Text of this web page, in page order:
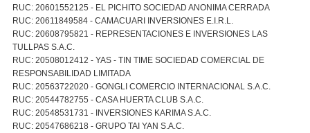
RUC: 20601552125 - EL PICHITO SOCIEDAD ANONIMA CERRADA
RUC: 20611849584 - CAMACUARI INVERSIONES E.I.R.L.
RUC: 20608795821 - REPRESENTACIONES E INVERSIONES LAS
TULLPAS S.A.C.
RUC: 20508012412 - YAS - TIN TIME SOCIEDAD COMERCIAL DE
RESPONSABILIDAD LIMITADA
RUC: 20563722020 - GONGLI COMERCIO INTERNACIONAL S.A.C.
RUC: 20544782755 - CASA HUERTA CLUB S.A.C.
RUC: 20548531731 - INVERSIONES KARIMA S.A.C.
RUC: 20547686218 - GRUPO TAI YAN S.A.C.